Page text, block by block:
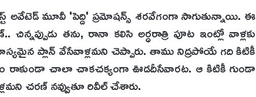
అవేటెడ్ మూవీ 'పెద్ది' ప్రమోషన్స్ శరవేగంగా సాగుతున్నాయి. ఈ
తను, రానా కలిసి అర్ధరాత్రి పూట ఇంట్లో వాళ్లకు
ప్లాన్ వేసేవాళ్లమని చెప్పారు. తాము నిద్రపోయే గది కిటికీ
రాకుండా చాలా చాకచక్యంగా ఊడదీసేవారట. ఆ కిటికీ గుండా
చరణ్ నవ్వుతూ రివీల్ చేశారు.